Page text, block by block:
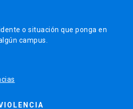
o situación que ponga en
campus.